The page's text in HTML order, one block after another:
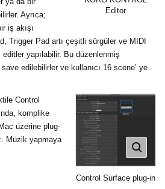
Editor
Ayrıca;
iş akışı
Trigger Pad artı çeşitli sürgüler ve MIDI
yapılabilir. Bu düzenlenmiş
edilebilirler ve kullanıcı 16 scene’ ye
Control Surface plug-in
Control
komplike
üzerine plug-
Müzik yapmaya